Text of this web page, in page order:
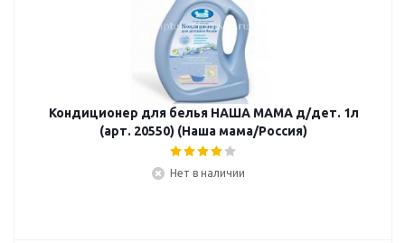
Кондиционер для белья НАША МАМА д/дет. 1л
(арт. 20550) (Наша мама/Россия)
Нет в наличии